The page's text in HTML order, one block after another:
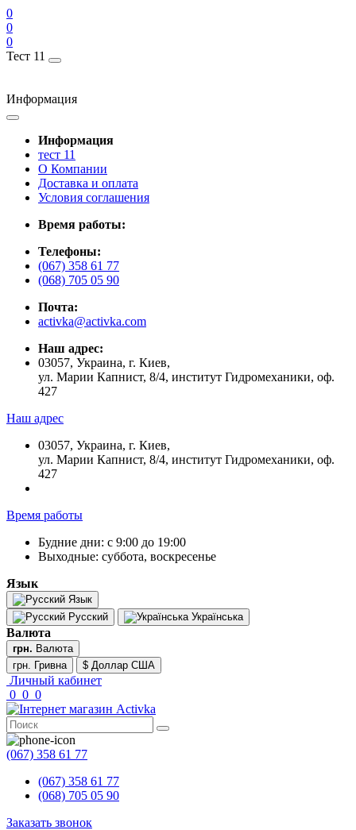
0
0
0
Тест 11
Информация
Информация
тест 11
О Компании
Доставка и оплата
Условия соглашения
Время работы:
Телефоны:
(067) 358 61 77
(068) 705 05 90
Почта:
activka@activka.com
Наш адрес:
03057, Украина, г. Киев,
ул. Марии Капнист, 8/4, институт Гидромеханики, оф.
427
Наш адрес
03057, Украина, г. Киев,
ул. Марии Капнист, 8/4, институт Гидромеханики, оф.
427
Время работы
Будние дни: с 9:00 до 19:00
Выходные: суббота, воскресенье
Язык
Язык
Русский
Українська
Валюта
грн. Валюта
грн. Гривна
$ Доллар США
Личный кабинет
0 0 0
(067) 358 61 77
(067) 358 61 77
(068) 705 05 90
Заказать звонок